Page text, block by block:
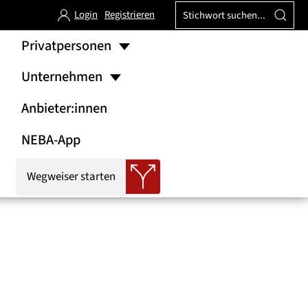
Login Registrieren
Privatpersonen
Unternehmen
Anbieter:innen
NEBA-App
Wegweiser starten